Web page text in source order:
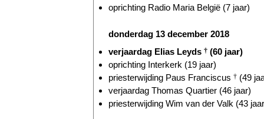
oprichting Radio Maria België (7 jaar)
donderdag 13 december 2018
verjaardag Elias Leyds † (60 jaar)
oprichting Interkerk (19 jaar)
priesterwijding Paus Franciscus † (49
verjaardag Thomas Quartier (46 jaar)
priesterwijding Wim van der Valk (43